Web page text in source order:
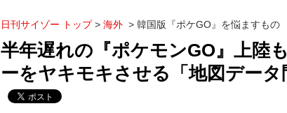
日刊サイゾー トップ> 海外 > 韓国版『ポケGO』を悩ますもの
半年遅れの『ポケモンGO』上陸
ーをヤキモキさせる「地図データ